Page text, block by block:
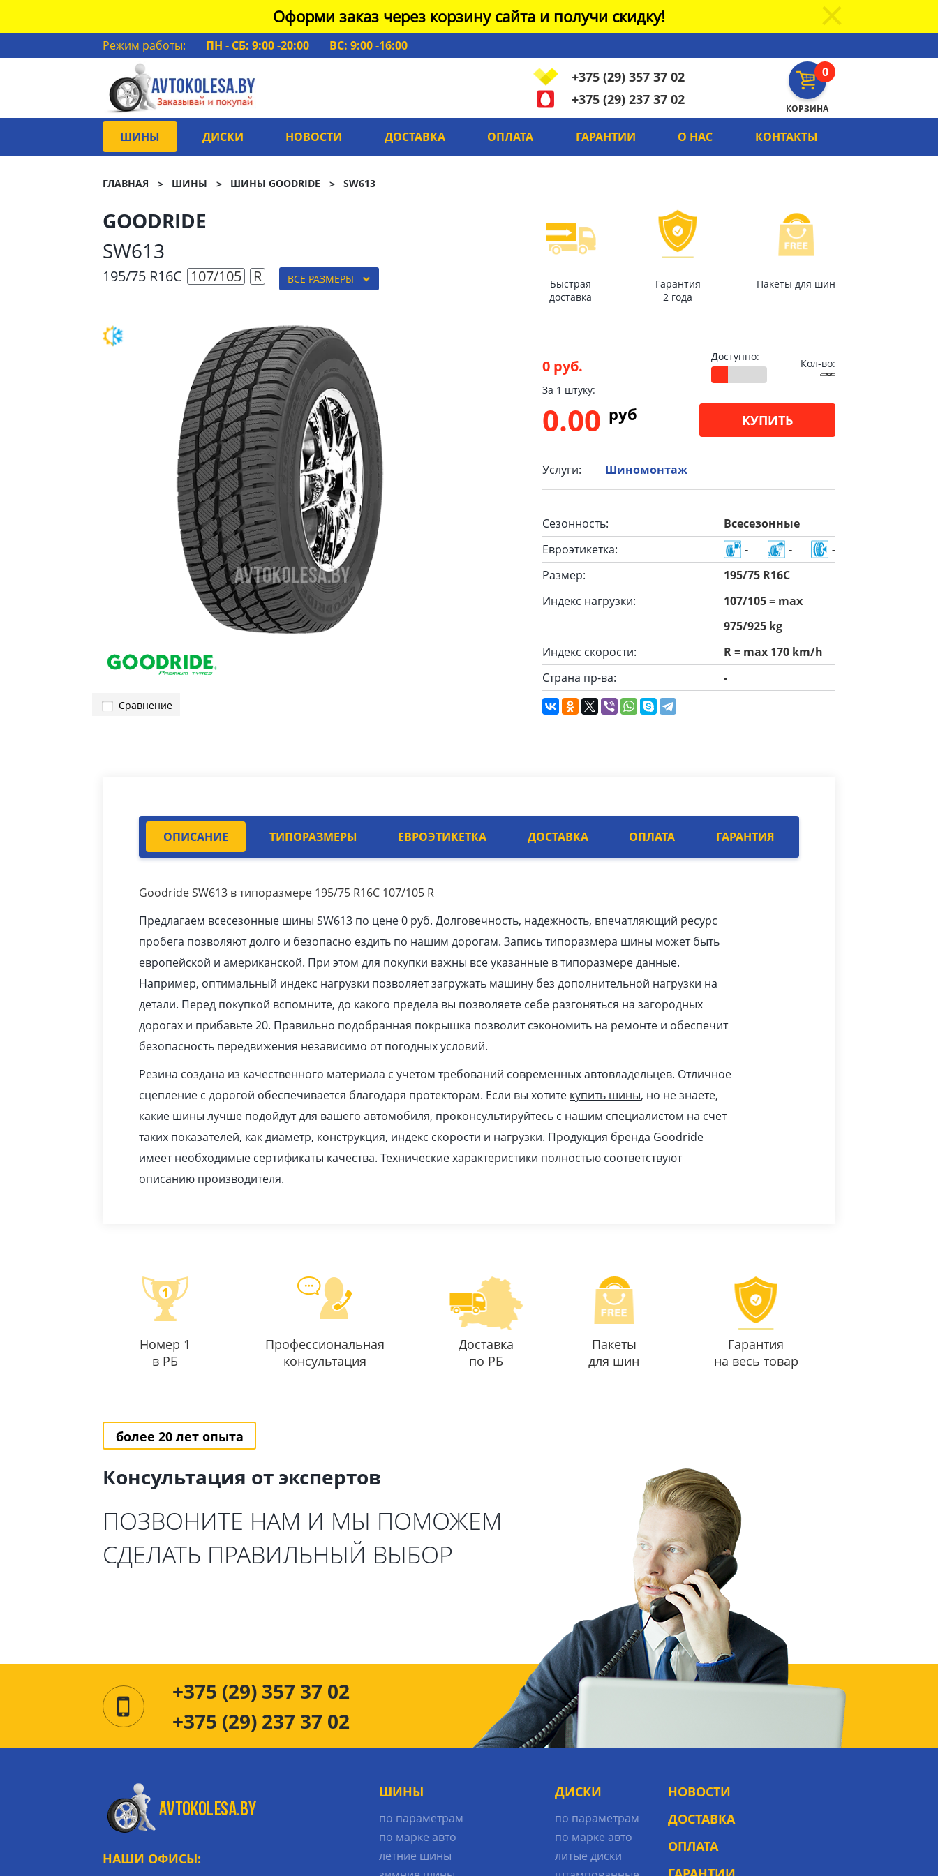
Оформи заказ через корзину сайта и получи скидку!
Режим работы: ПН - СБ: 9:00 -20:00
ВС: 9:00 -16:00
0
КОРЗИНА
+375 (29) 357 37 02
+375 (29) 237 37 02
ШИНЫ ДИСКИ НОВОСТИ ДОСТАВКА ОПЛАТА ГАРАНТИИ О НАС КОНТАКТЫ
ГЛАВНАЯ ШИНЫ ШИНЫ GOODRIDE SW613
GOODRIDE
SW613
195/75 R16C 107/105 R ВСЕ РАЗМЕРЫ
Сравнение
Быстрая
доставка
Гарантия
2 года
Пакеты для шин
0 руб.
Доступно:
Кол-во:
За 1 штуку:
0.00 pуб КУПИТЬ
Услуги: Шиномонтаж
Сезонность:
Всесезонные
Евроэтикетка:
- -
-
Размер:
195/75 R16C
Индекс нагрузки:
107/105 = max
975/925 kg
Индекс скорости:
R = max 170 km/h
Страна пр-ва:
-
ОПИСАНИЕ ТИПОРАЗМЕРЫ ЕВРОЭТИКЕТКА ДОСТАВКА ОПЛАТА ГАРАНТИЯ
Goodride SW613 в типоразмере 195/75 R16C 107/105 R
Предлагаем всесезонные шины SW613 по цене 0 руб. Долговечность, надежность, впечатляющий ресурс
пробега позволяют долго и безопасно ездить по нашим дорогам. Запись типоразмера шины может быть
европейской и американской. При этом для покупки важны все указанные в типоразмере данные.
Например, оптимальный индекс нагрузки позволяет загружать машину без дополнительной нагрузки на
детали. Перед покупкой вспомните, до какого предела вы позволяете себе разгоняться на загородных
дорогах и прибавьте 20. Правильно подобранная покрышка позволит сэкономить на ремонте и обеспечит
безопасность передвижения независимо от погодных условий.
Резина создана из качественного материала с учетом требований современных автовладельцев. Отличное
сцепление с дорогой обеспечивается благодаря протекторам. Если вы хотите купить шины, но не знаете,
какие шины лучше подойдут для вашего автомобиля, проконсультируйтесь с нашим специалистом на счет
таких показателей, как диаметр, конструкция, индекс скорости и нагрузки. Продукция бренда Goodride
имеет необходимые сертификаты качества. Технические характеристики полностью соответствуют
описанию производителя.
Номер 1
в РБ
Профессиональная
консультация
Доставка
по РБ
Пакеты
для шин
Гарантия
на весь товар
более 20 лет опыта
Консультация от экспертов
ПОЗВОНИТЕ НАМ И МЫ ПОМОЖЕМ
СДЕЛАТЬ ПРАВИЛЬНЫЙ ВЫБОР
+375 (29) 357 37 02
+375 (29) 237 37 02
НАШИ ОФИСЫ:
ШИНЫ
по параметрам
по марке авто
летние шины
ДИСКИ
по параметрам
по марке авто
литые диски
НОВОСТИ
ДОСТАВКА
ОПЛАТА